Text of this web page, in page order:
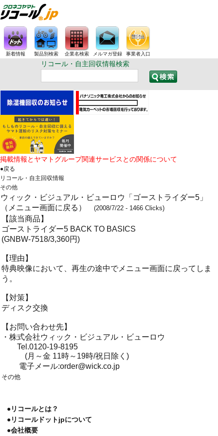
新着情報 製品別検索 企業名検索 メルマガ登録 事業者入口
リコール・自主回収情報検索
掲載情報とヤマトグループ関連サービスとの関係について
●戻る
リコール・自主回収情報
その他
ウィック・ビジュアル・ビューロウ「ゴーストライダー5」
（メニュー画面に戻る）
(2008/7/22 - 1466 Clicks)
【該当商品】
ゴーストライダー5 BACK TO BASICS
(GNBW-7518/3,360円)
【理由】
特典映像において、再生の途中でメニュー画面に戻ってしま
う。
【対策】
ディスク交換
【お問い合わせ先】
・株式会社ウィック・ビジュアル・ビューロウ
Tel.0120-19-8195
(月～金 11時～19時/祝日除く)
電子メール:order@wick.co.jp
その他
●リコールとは？
●リコールドットjpについて
●会社概要